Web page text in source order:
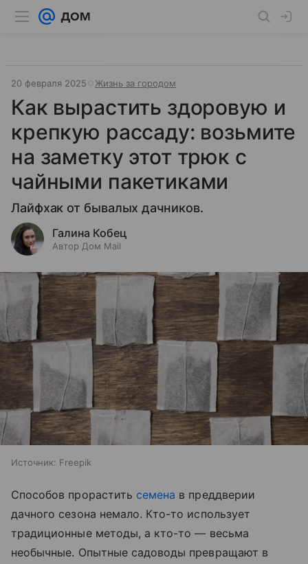
20 февраля 2025 Жизнь за городом
Как вырастить здоровую и
крепкую рассаду: возьмите
на заметку этот трюк с
чайными пакетиками
Лайфхак от бывалых дачников.
Галина Кобец
Автор Дом Mail
Источник: Freepik
Способов прорастить семена в преддверии
дачного сезона немало. Кто-то использует
традиционные методы, а кто-то — весьма
необычные. Опытные садоводы превращают в